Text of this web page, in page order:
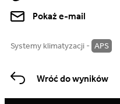
Pokaż e-mail
Systemy klimatyzacji - APS
Wróć do wyników